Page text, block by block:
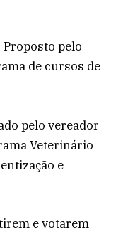
pelo
de cursos de
pelo vereador
Veterinário
e
e votarem